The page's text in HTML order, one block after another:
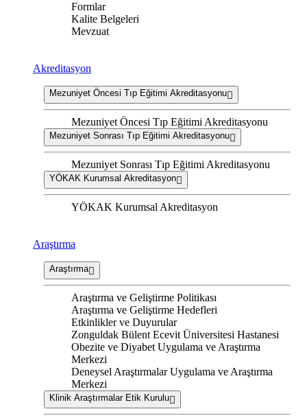
Formlar
Kalite Belgeleri
Mevzuat
Akreditasyon
Mezuniyet Öncesi Tıp Eğitimi Akreditasyonu
Mezuniyet Öncesi Tıp Eğitimi Akreditasyonu
Mezuniyet Sonrası Tıp Eğitimi Akreditasyonu
Mezuniyet Sonrası Tıp Eğitimi Akreditasyonu
YÖKAK Kurumsal Akreditasyon
YÖKAK Kurumsal Akreditasyon
Araştırma
Araştırma
Araştırma ve Geliştirme Politikası
Araştırma ve Geliştirme Hedefleri
Etkinlikler ve Duyurular
Zonguldak Bülent Ecevit Üniversitesi Hastanesi
Obezite ve Diyabet Uygulama ve Araştırma
Merkezi
Deneysel Araştırmalar Uygulama ve Araştırma
Merkezi
Klinik Araştırmalar Etik Kurulu